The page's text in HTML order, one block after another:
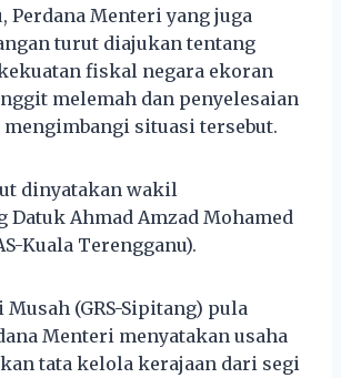
Perdana Menteri yang juga
turut diajukan tentang
fiskal negara ekoran
melemah dan penyelesaian
mengimbangi situasi tersebut.
dinyatakan wakil
Datuk Ahmad Amzad Mohamed
Kuala Terengganu).
(GRS-Sipitang) pula
Menteri menyatakan usaha
tata kelola kerajaan dari segi